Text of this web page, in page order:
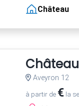
Château
Aveyron 12
à partir de €la